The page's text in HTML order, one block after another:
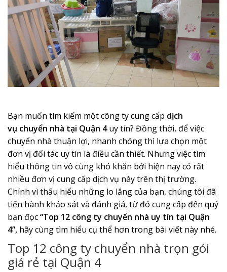
Bạn muốn tìm kiếm một công ty cung cấp dịch
vụ chuyển nhà tại Quận 4uy tín? Đồng thời, để việc
chuyển nhà thuận lợi, nhanh chóng thì lựa chọn một
đơn vị đối tác uy tín là điều cần thiết. Nhưng việc tìm
hiểu thông tin vô cùng khó khăn bởi hiện nay có rất
nhiều đơn vị cung cấp dịch vụ này trên thị trường.
Chính vì thấu hiểu những lo lắng của bạn, chúng tôi đã
tiến hành khảo sát và đánh giá, từ đó cung cấp đến quý
bạn đọc“Top 12 công ty chuyển nhà uy tín tại Quận
4”, hãy cùng tìm hiểu cụ thể hơn trong bài viết này nhé.
Top 12 công ty chuyển nhà trọn gói
giá rẻ tại Quận 4